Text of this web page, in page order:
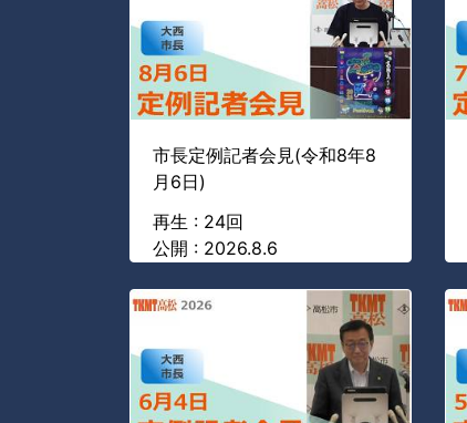
市長定例記者会見(令和8年8
月6日)
再生 : 24回
公開 : 2026.8.6